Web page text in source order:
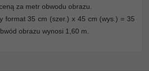
za metr obwodu obrazu.
format 35 cm (szer.) x 45 cm (wys.) = 35
obrazu wynosi 1,60 m.